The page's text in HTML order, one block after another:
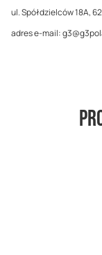
ul. Spółdzielców 18A,
adres e-mail: